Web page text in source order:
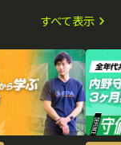
すべて表示